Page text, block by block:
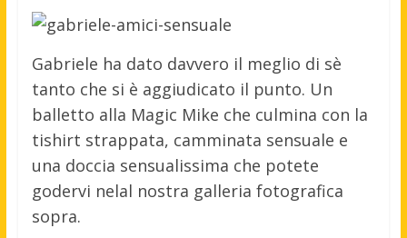
Gabriele ha dato davvero il meglio di sè
tanto che si è aggiudicato il punto. Un
balletto alla Magic Mike che culmina con la
tishirt strappata, camminata sensuale e
una doccia sensualissima che potete
godervi nelal nostra galleria fotografica
sopra.